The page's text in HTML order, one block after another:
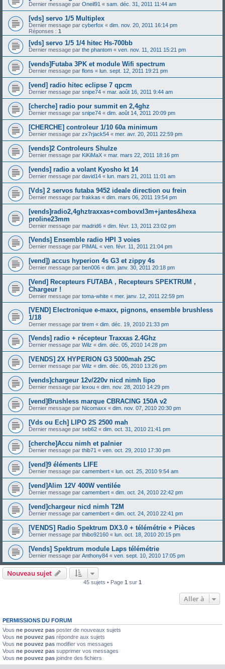
Dernier message par Oneil91 « sam. déc. 31, 2011 11:44 am
[vds] servo 1/5 Multiplex
Dernier message par cyberfox « dim. nov. 20, 2011 16:14 pm
Réponses : 1
[vds] servo 1/5 1/4 hitec Hs-700bb
Dernier message par the phantom « ven. nov. 11, 2011 15:21 pm
[vends]Futaba 3PK et module Wifi spectrum
Dernier message par flons « lun. sept. 12, 2011 19:21 pm
[vend] radio hitec eclipse 7 qpcm
Dernier message par snipe74 « mar. août 16, 2011 9:44 am
[cherche] radio pour summit en 2,4ghz
Dernier message par snipe74 « dim. août 14, 2011 20:09 pm
[CHERCHE] controleur 1/10 60a minimum
Dernier message par zx7rjack54 « mer. avr. 20, 2011 22:59 pm
[vends]2 Controleurs Shulze
Dernier message par KiKiMaX « mar. mars 22, 2011 18:16 pm
[vends] radio a volant Kyosho kt 14
Dernier message par david14 « lun. mars 21, 2011 11:01 am
[Vds] 2 servos futaba 9452 ideale direction ou frein
Dernier message par frakkas « dim. mars 06, 2011 19:54 pm
[vends]radio2,4ghztraxxas+combovxl3m+jantes&hexa
proline23mm
Dernier message par madrid6 « dim. févr. 13, 2011 23:02 pm
[Vends] Ensemble radio HPI 3 voies
Dernier message par PIMAL « ven. févr. 11, 2011 21:04 pm
[vend]) accus hyperion 4s G3 et zippy 4s
Dernier message par ben006 « dim. janv. 30, 2011 20:18 pm
[Vend] Recepteurs FUTABA , Recepteurs SPEKTRUM ,
Chargeur !
Dernier message par toma-white « mer. janv. 12, 2011 22:59 pm
[VEND] Electronique e-maxx, pignons, ensemble brushless
1/18
Dernier message par tirem « dim. déc. 19, 2010 21:33 pm
[Vends] radio + récepteur Traxxas 2.4Ghz
Dernier message par Wilz « dim. déc. 05, 2010 14:28 pm
[VENDS] 2X HYPERION G3 5000mah 25C
Dernier message par Wilz « dim. déc. 05, 2010 13:26 pm
[vends]chargeur 12v/220v nicd nimh lipo
Dernier message par lexou « dim. nov. 28, 2010 14:29 pm
[vend]Brushless marque CBRACING 150A v2
Dernier message par Nicomaxx « dim. nov. 07, 2010 20:30 pm
[Vds ou Ech] LIPO 2S 2500 mah
Dernier message par seb62 « dim. oct. 31, 2010 21:41 pm
[cherche]Accu nimh et palnier
Dernier message par thib71 « ven. oct. 29, 2010 17:30 pm
[vend]9 éléments LIFE
Dernier message par camembert « lun. oct. 25, 2010 9:54 am
[vend]Alim 12V 400W ventilée
Dernier message par camembert « dim. oct. 24, 2010 22:42 pm
[vend]chargeur nicd nimh T2M
Dernier message par camembert « dim. oct. 24, 2010 22:41 pm
[VENDS] Radio Spektrum DX3.0 + télémétrie + Pièces
Dernier message par thibo92160 « lun. oct. 18, 2010 20:15 pm
[Vends] Spektrum module Laps télémétrie
Dernier message par Anthony84 « ven. sept. 10, 2010 17:05 pm
Nouveau sujet
45 sujets • Page 1 sur 1
Aller à
PERMISSIONS DU FORUM
Vous ne pouvez pas poster de nouveaux sujets
Vous ne pouvez pas répondre aux sujets
Vous ne pouvez pas modifier vos messages
Vous ne pouvez pas supprimer vos messages
Vous ne pouvez pas joindre des fichiers